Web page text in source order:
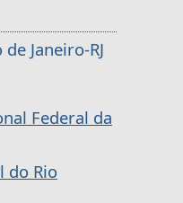
Janeiro-RJ
Federal da
do Rio